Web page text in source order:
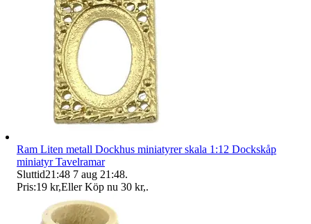
Ram Liten metall Dockhus miniatyrer skala 1:12 Dockskåp
miniatyr Tavelramar
Sluttid21:48 7 aug 21:48.
Pris:19 kr,Eller Köp nu 30 kr,.